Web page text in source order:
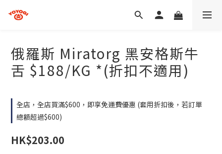
俄羅斯 Miratorg 黑安格斯牛
舌 $188/KG *(折扣不適用)
全店，全店買滿$600，即享免運費優惠 (套用折扣後，若訂單
總額超過$600)
HK$203.00